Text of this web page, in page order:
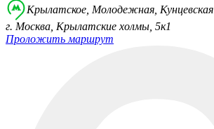
Крылатское, Молодежная, Кунцевская
г. Москва, Крылатские холмы, 5к1
Проложить маршрут